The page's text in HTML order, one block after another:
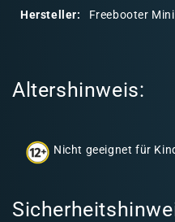
n
Hersteller:
Freebooter
Altershinweis:
Nicht geeignet für